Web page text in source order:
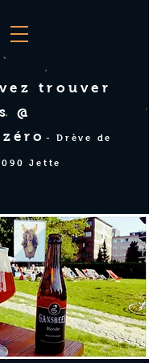
trouver
@
- Drève de
Jette